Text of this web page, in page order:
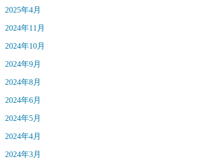
2025年4月
2024年11月
2024年10月
2024年9月
2024年8月
2024年6月
2024年5月
2024年4月
2024年3月